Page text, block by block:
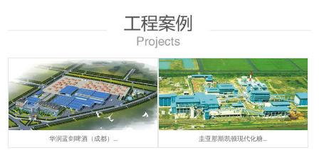
华润蓝剑啤酒（成都）... 圭亚那斯凯顿现代化糖...